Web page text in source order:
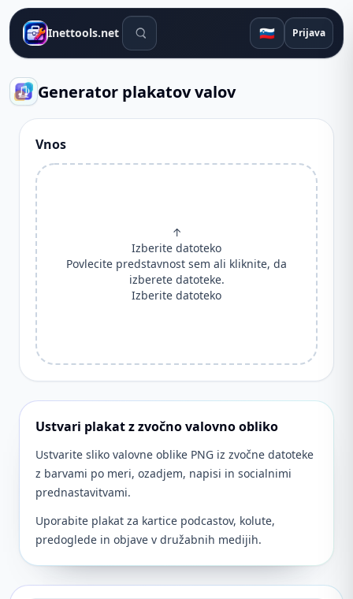
Inettools.net Orodja za iskanje 🇸🇮 Prijava
Generator plakatov valov
Vnos
↑
Izberite datoteko
Povlecite predstavnost sem ali kliknite, da
izberete datoteke.
Izberite datoteko
Ustvari plakat z zvočno valovno obliko
Ustvarite sliko valovne oblike PNG iz zvočne datoteke
z barvami po meri, ozadjem, napisi in socialnimi
prednastavitvami.
Uporabite plakat za kartice podcastov, kolute,
predoglede in objave v družabnih medijih.